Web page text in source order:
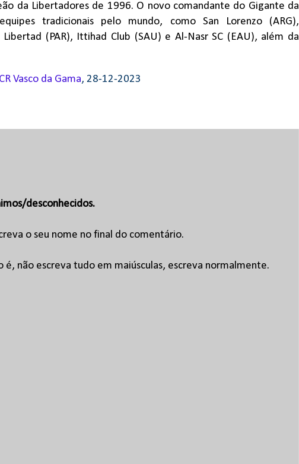
da Libertadores de 1996. O novo comandante do Gigante da
tradicionais pelo mundo, como San Lorenzo (ARG),
(PAR), Ittihad Club (SAU) e Al-Nasr SC (EAU), além da
CR Vasco da Gama, 28-12-2023
desconhecidos.
o seu nome no final do comentário.
é, não escreva tudo em maiúsculas, escreva normalmente.